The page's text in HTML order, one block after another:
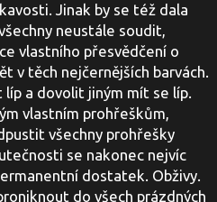
Jinak by se též dala
neustále soudit,
vlastního přesvědčení o
v těch nejčernějších barvách.
a dovolit jiným mít se líp.
vlastním prohřeškům,
všechny prohřešky
se nakonec nejvíc
dostatek. Obživy.
do všech prázdných